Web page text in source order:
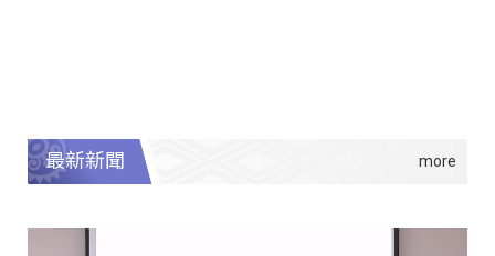
最新新聞